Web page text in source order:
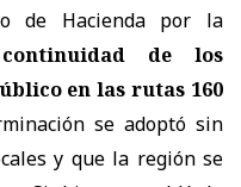
de Hacienda por la
de los
en las rutas 160
se adoptó sin
y que la región se